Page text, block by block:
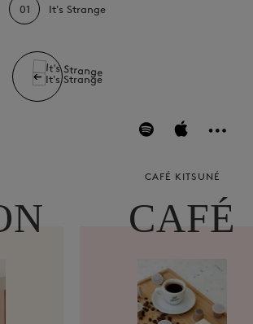
01 It's Strange
CAFÉ KITSUNÉ
CAFÉ